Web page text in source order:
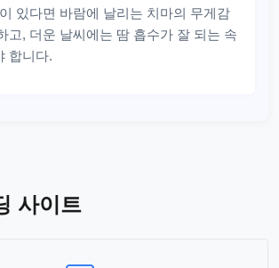
있다면 바람에 날리는 치마의 무게감
고, 더운 날씨에는 땀 흡수가 잘 되는 속
합니다.
사이트